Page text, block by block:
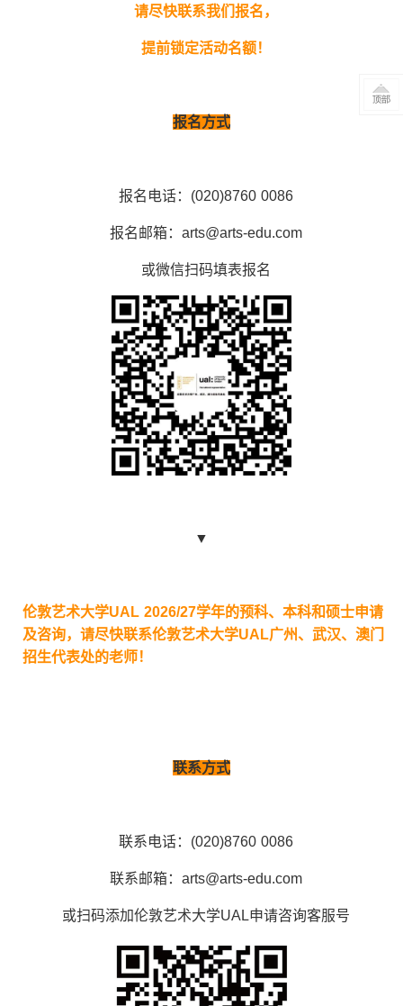
请尽快联系我们报名，
提前锁定活动名额！
报名方式
报名电话：(020)8760 0086
报名邮箱：arts@arts-edu.com
或微信扫码填表报名
▼
伦敦艺术大学UAL 2026/27学年的预科、本科和硕士申请
及咨询，请尽快联系伦敦艺术大学UAL广州、武汉、澳门
招生代表处的老师！
联系方式
联系电话：(020)8760 0086
联系邮箱：arts@arts-edu.com
或扫码添加伦敦艺术大学UAL申请咨询客服号